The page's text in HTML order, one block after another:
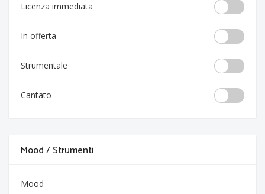
Licenza immediata
In offerta
Strumentale
Cantato
Mood / Strumenti
Mood